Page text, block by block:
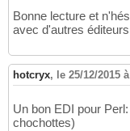
Bonne lecture et
avec d'autres
hotcryx, le 25/12/2015
Un bon EDI pour
chochottes)